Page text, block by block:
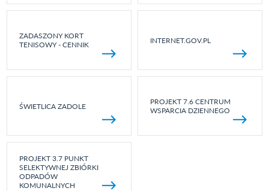
ZADASZONY KORT
TENISOWY - CENNIK
INTERNET.GOV.PL
ŚWIETLICA ZADOLE
PROJEKT 7.6 CENTRUM
WSPARCIA DZIENNEGO
PROJEKT 3.7 PUNKT
SELEKTYWNEJ ZBIÓRKI
ODPADÓW
KOMUNALNYCH